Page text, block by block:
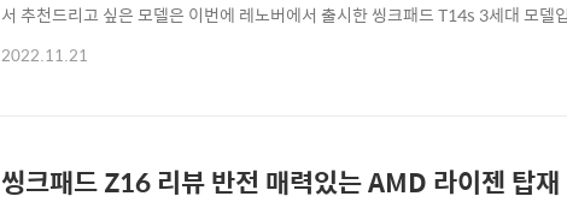
서 추천드리고 싶은 모델은 이번에 레노버에서 출시한 씽크패드 T14s 3세대 모
6000 시리즈 프로세서를 탑재한 모델을 선택할 수 있어 가성비가 매우 좋고, 무엇
2022.11.21
씽크패드 Z16 리뷰 반전 매력있는 AMD 라이젠 탑